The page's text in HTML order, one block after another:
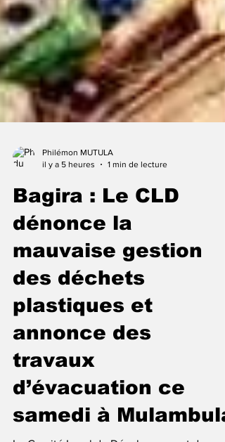
il y a 5 heures
1 min de lecture
Bagira : Le CLD
dénonce la
mauvaise gestion
des déchets
plastiques et
annonce des
travaux
d’évacuation ce